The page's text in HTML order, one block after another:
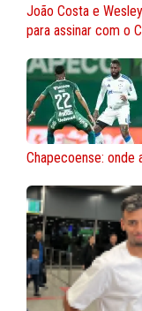
João Costa e
para assinar com o
Chapecoense: onde